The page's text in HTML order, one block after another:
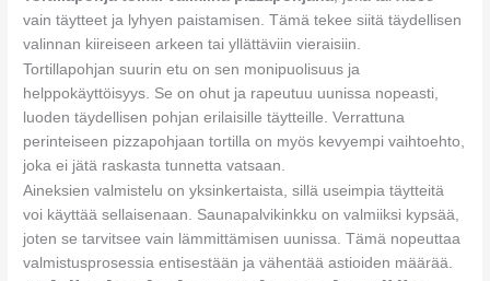
vain täytteet ja lyhyen paistamisen. Tämä tekee siitä täydellisen
valinnan kiireiseen arkeen tai yllättäviin vieraisiin.
Tortillapohjan suurin etu on sen monipuolisuus ja
helppokäyttöisyys. Se on ohut ja rapeutuu uunissa nopeasti,
luoden täydellisen pohjan erilaisille täytteille. Verrattuna
perinteiseen pizzapohjaan tortilla on myös kevyempi vaihtoehto,
joka ei jätä raskasta tunnetta vatsaan.
Aineksien valmistelu on yksinkertaista, sillä useimpia täytteitä
voi käyttää sellaisenaan. Saunapalvikinkku on valmiiksi kypsää,
joten se tarvitsee vain lämmittämisen uunissa. Tämä nopeuttaa
valmistusprosessia entisestään ja vähentää astioiden määrää.